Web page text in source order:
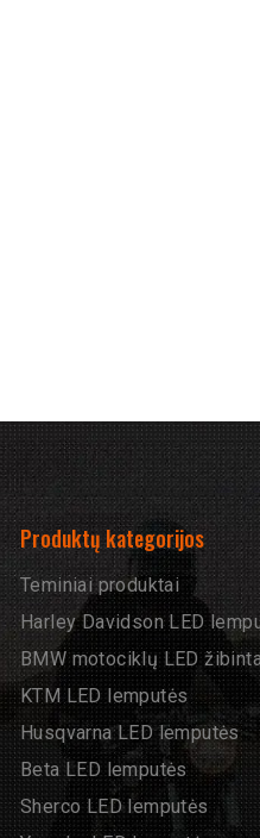
Produktų kategorijos
Teminiai produktai
Harley Davidson LED
BMW motociklų LED
KTM LED lemputės
Husqvarna LED lemputės
Beta LED lemputės
Sherco LED lemputės